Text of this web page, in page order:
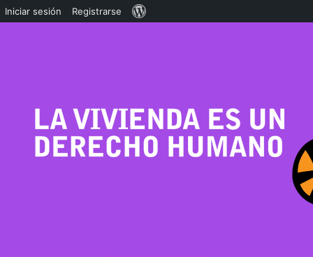
Iniciar sesión Registrarse